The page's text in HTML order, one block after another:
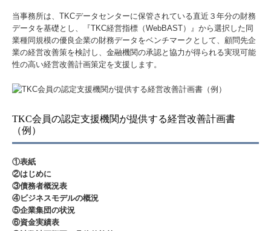
当事務所は、TKCデータセンターに保管されている直近３年分の財務
データを基礎とし、『TKC経営指標（WebBAST）』から選択した同
業種同規模の優良企業の財務データをベンチマークとして、顧問先企
業の経営改善策を検討し、金融機関の承認と協力が得られる実現可能
性の高い経営改善計画策定を支援します。
TKC会員の認定支援機関が提供する経営改善計画書
（例）
①表紙
②はじめに
③債務者概況表
④ビジネスモデルの概況
⑤企業集団の状況
⑥資金実績表